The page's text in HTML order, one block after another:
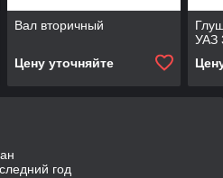
Вал вторичный
Цену уточняйте
УАЗ
год